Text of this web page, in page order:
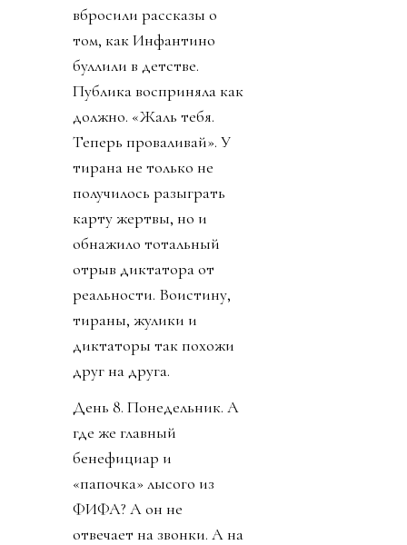
вбросили рассказы о
том, как Инфантино
буллили в детстве.
Публика восприняла как
должно. «Жаль тебя.
Теперь проваливай». У
тирана не только не
получилось разыграть
карту жертвы, но и
обнажило тотальный
отрыв диктатора от
реальности. Воистину,
тираны, жулики и
диктаторы так похожи
друг на друга.
День 8. Понедельник. А
где же главный
бенефициар и
«папочка» лысого из
ФИФА? А он не
отвечает на звонки. А на